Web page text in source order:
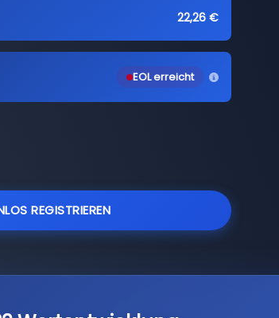
22,26 €
EOL erreicht
REGISTRIEREN